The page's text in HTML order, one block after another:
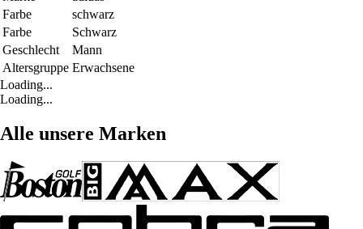
Farbe
schwarz
Farbe
Schwarz
Geschlecht
Mann
Altersgruppe Erwachsene
Loading...
Loading...
Alle unsere Marken